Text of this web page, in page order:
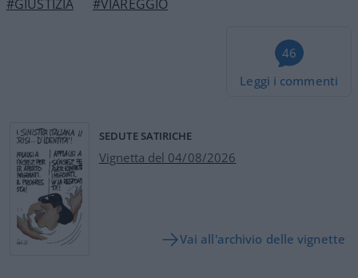
#GIUSTIZIA #VIAREGGIO
46
Leggi i commenti
SEDUTE SATIRICHE
Vignetta del 04/08/2026
Vai all'archivio delle vignette